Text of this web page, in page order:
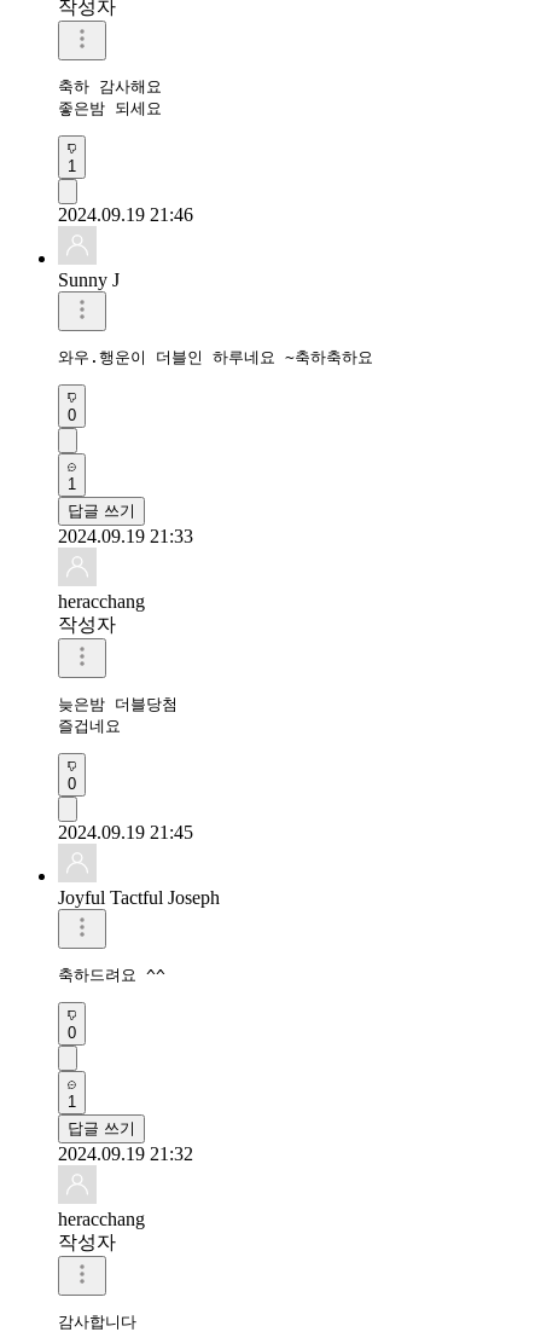
작성자
축하 감사해요
좋은밤 되세요
1
2024.09.19 21:46
Sunny J
와우.행운이 더블인 하루네요 ~축하축하요
0
1
답글 쓰기
2024.09.19 21:33
heracchang
작성자
늦은밤 더블당첨
즐겁네요
0
2024.09.19 21:45
Joyful Tactful Joseph
축하드려요 ^^
0
1
답글 쓰기
2024.09.19 21:32
heracchang
작성자
감사합니다